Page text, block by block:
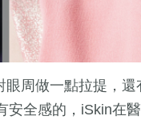
周做一點拉提，
全感的，iSkin在